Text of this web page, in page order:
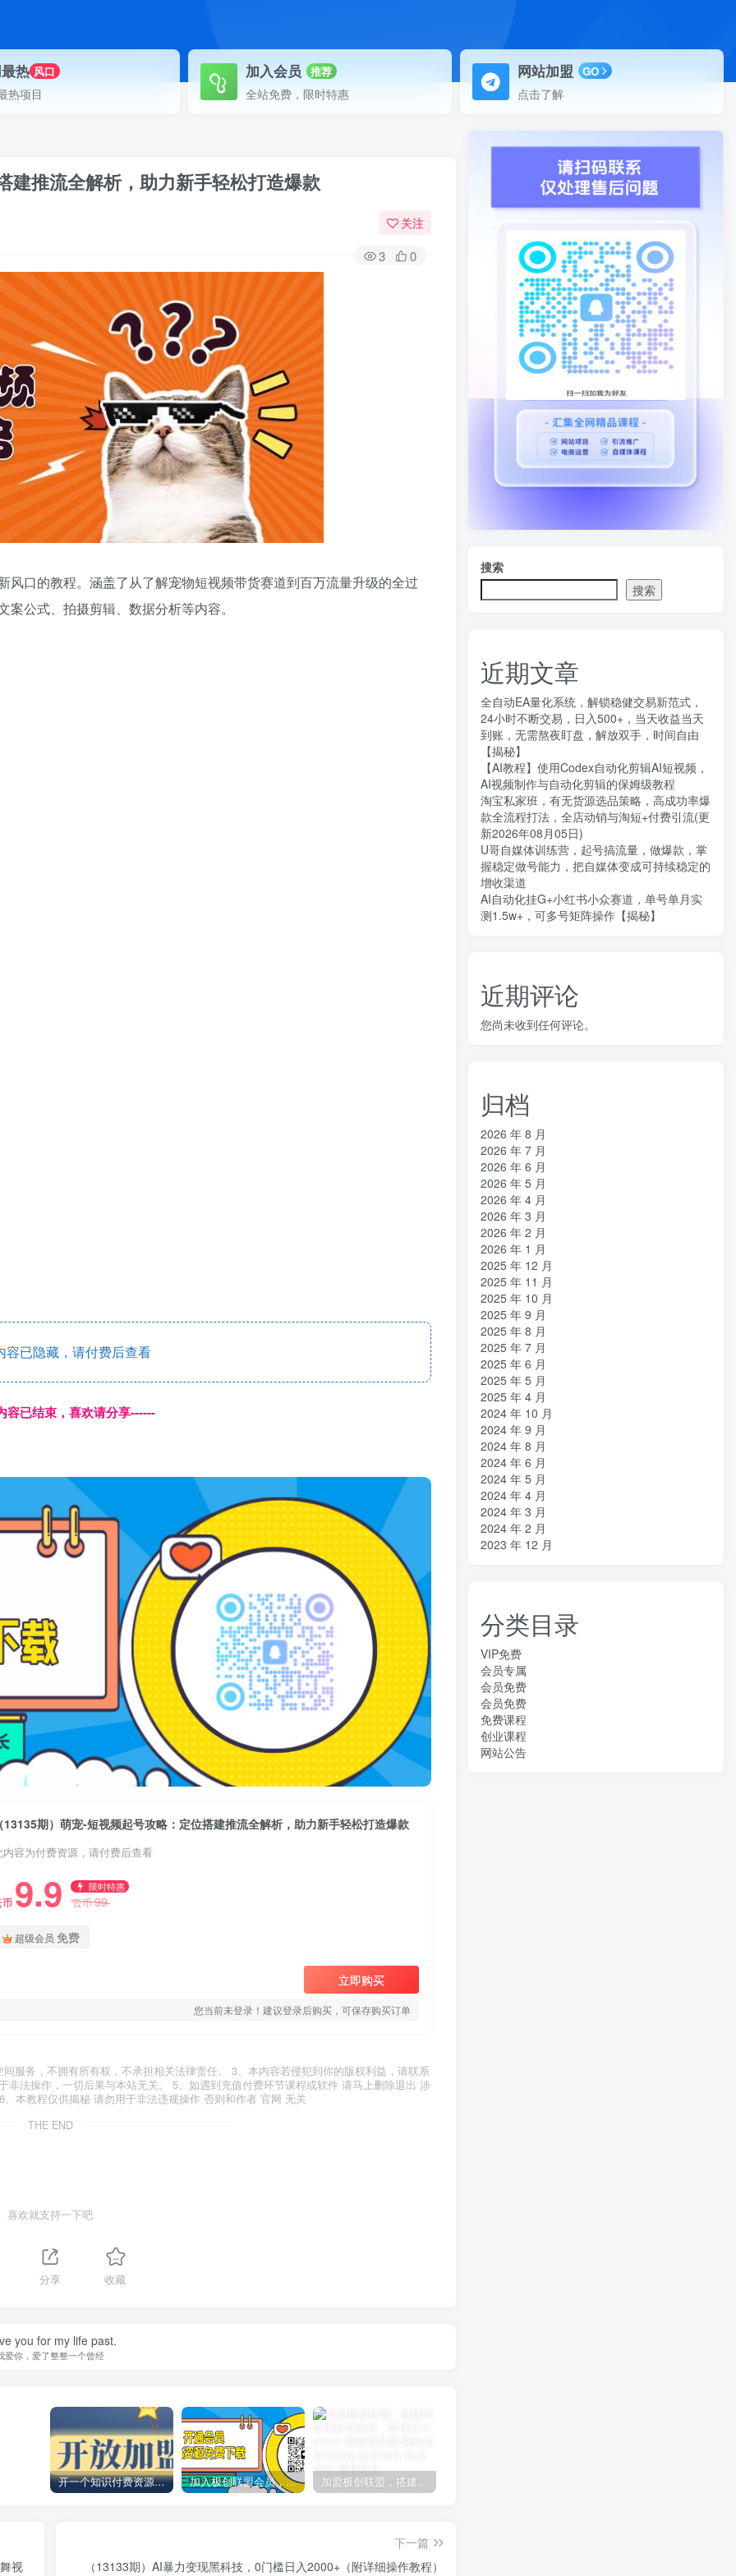
热 风口
热项目
加入会员 推荐
全站免费，限时特惠
网站加盟 GO
点击了解
建推流全解析，助力新手轻松打造爆款
关注
3 0
口的教程。涵盖了从了解宠物短视频带货赛道到百万流量升级的全过
公式、拍摄剪辑、数据分析等内容。
已隐藏，请付费后查看
容已结束，喜欢请分享------
13135期）萌宠-短视频起号攻略：定位搭建推流全解析，助力新手轻松打造爆款
内容为付费资源，请付费后查看
币 9.9 限时特惠
云币99
超级会员 免费
立即购买
您当前未登录！建议登录后购买，可保存购买订单
服务，不拥有所有权，不承担相关法律责任。 3、本内容若侵犯到你的版权利益，请联系
法操作，一切后果与本站无关。 5、如遇到充值付费环节课程或软件 请马上删除退出 涉
本教程仅供揭秘 请勿用于非法违规操作 否则和作者 官网 无关
THE END
喜欢就支持一下吧
分享 收藏
you for my life past.
爱你，爱了整整一个曾经
开一个知识付费资源网站，小白也能日入1000+ 加入极创联盟会员，全站资源免费学习。 加盟极创联盟，搭建同款项目资源站，实现日入2000+
视
下一篇
（13133期）AI暴力变现黑科技，0门槛日入2000+（附详细操作教程）
搜索
搜索
近期文章
全自动EA量化系统，解锁稳健交易新范式，
24小时不断交易，日入500+，当天收益当天
到账，无需熬夜盯盘，解放双手，时间自由
【揭秘】
【AI教程】使用Codex自动化剪辑AI短视频，
AI视频制作与自动化剪辑的保姆级教程
淘宝私家班，有无货源选品策略，高成功率爆
款全流程打法，全店动销与淘短+付费引流(更
新2026年08月05日)
U哥自媒体训练营，起号搞流量，做爆款，掌
握稳定做号能力，把自媒体变成可持续稳定的
增收渠道
AI自动化挂G+小红书小众赛道，单号单月实
测1.5w+，可多号矩阵操作【揭秘】
近期评论
您尚未收到任何评论。
归档
2026 年 8 月
2026 年 7 月
2026 年 6 月
2026 年 5 月
2026 年 4 月
2026 年 3 月
2026 年 2 月
2026 年 1 月
2025 年 12 月
2025 年 11 月
2025 年 10 月
2025 年 9 月
2025 年 8 月
2025 年 7 月
2025 年 6 月
2025 年 5 月
2025 年 4 月
2024 年 10 月
2024 年 9 月
2024 年 8 月
2024 年 6 月
2024 年 5 月
2024 年 4 月
2024 年 3 月
2024 年 2 月
2023 年 12 月
分类目录
VIP免费
会员专属
会员免费
会员免费
免费课程
创业课程
网站公告